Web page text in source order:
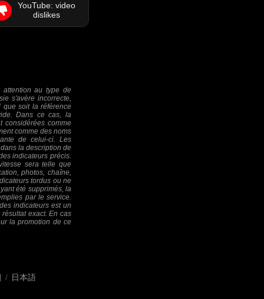
YouTube: video
dislikes
attention au type de
s'avère incorrecte,
que soit la référence
Dans ce cas, la
considérées comme
comme des noms
de celui-ci. Les
la description de
indicateurs précis.
sera telle que
photos, chaîne,
tordus ou ne
été supprimés, la
par le service.
indicateurs est un
exact. En cas
la promotion de ce
/ 日本語